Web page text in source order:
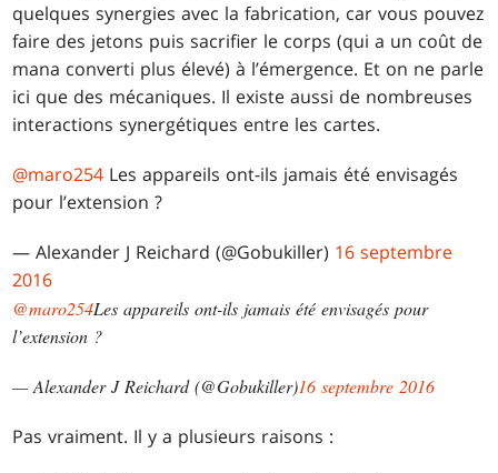
quelques synergies avec la fabrication, car vous pouvez
faire des jetons puis sacrifier le corps (qui a un coût de
mana converti plus élevé) à l’émergence. Et on ne parle
ici que des mécaniques. Il existe aussi de nombreuses
interactions synergétiques entre les cartes.
@maro254 Les appareils ont-ils jamais été envisagés
pour l’extension ?
— Alexander J Reichard (@Gobukiller) 16 septembre
2016
@maro254Les appareils ont-ils jamais été envisagés pour
l’extension ?
— Alexander J Reichard (@Gobukiller)16 septembre 2016
Pas vraiment. Il y a plusieurs raisons :